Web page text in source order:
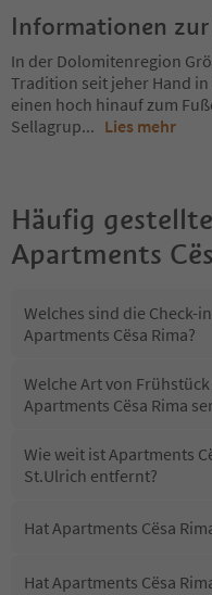
Informationen zur
In der Dolomitenregion
Tradition seit jeher Hand
einen hoch hinauf zum
Sellagrup... Lies mehr
Häufig
Apartments
Welches sind die Check-
Apartments Cësa Rima?
Welche Art von
Apartments Cësa Rima
Wie weit ist Apartments
St.Ulrich entfernt?
Hat Apartments Cësa
Hat Apartments Cësa